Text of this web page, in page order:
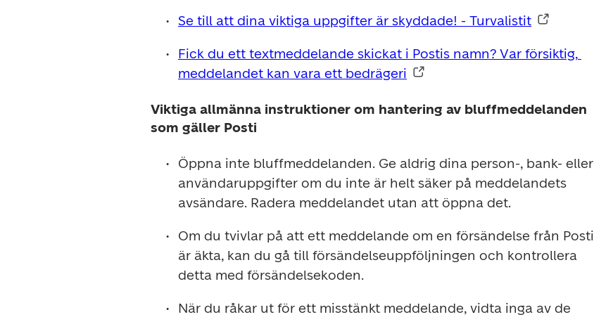
Se till att dina viktiga uppgifter är skyddade! - Turvalistit
Fick du ett textmeddelande skickat i Postis namn? Var försiktig,
meddelandet kan vara ett bedrägeri
Viktiga allmänna instruktioner om hantering av bluffmeddelanden
som gäller Posti
Öppna inte bluffmeddelanden. Ge aldrig dina person-, bank- eller
användaruppgifter om du inte är helt säker på meddelandets
Om du tvivlar på att ett meddelande om en försändelse från Posti
är äkta, kan du gå till försändelseuppföljningen och kontrollera
När du råkar ut för ett misstänkt meddelande, vidta inga av de